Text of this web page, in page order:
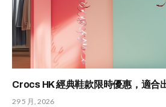
Crocs HK 經典鞋款限時優惠，適合
29 5 月, 2026